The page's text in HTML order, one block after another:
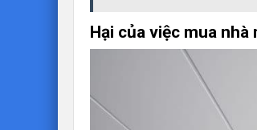
Hại của việc mua nhà